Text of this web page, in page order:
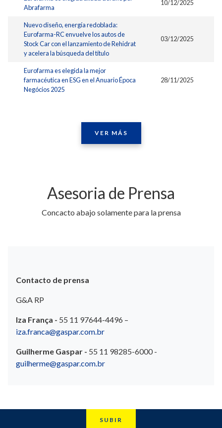
Abrafarma
10/12/2025
Nuevo diseño, energía redoblada:
Eurofarma-RC envuelve los autos de
Stock Car con el lanzamiento de Rehidrat
y acelera la búsqueda del título
03/12/2025
Eurofarma es elegida la mejor
farmacéutica en ESG en el Anuario Época
Negócios 2025
28/11/2025
VER MÁS
Asesoria de Prensa
Concacto abajo solamente para la prensa
Contacto de prensa
G&A RP
Iza França - 55 11 97644-4496 –
iza.franca@gaspar.com.br
Guilherme Gaspar - 55 11 98285-6000 -
guilherme@gaspar.com.br
SUBIR